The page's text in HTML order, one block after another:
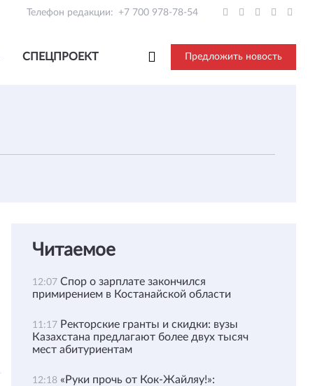
Телефон редакции: +7 700 978-78-54
СПЕЦПРОЕКТ Предложить новость
Читаемое
12:07 Спор о зарплате закончился
примирением в Костанайской области
11:17 Ректорские гранты и скидки: вузы
Казахстана предлагают более двух тысяч
мест абитуриентам
12:18 «Руки прочь от Кок-Жайляу!»: